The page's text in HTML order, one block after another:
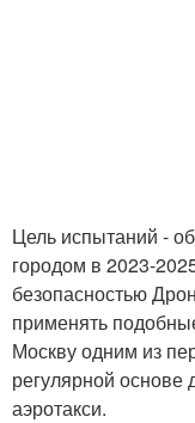
Цель испытаний -
городом в 2023-
безопасностью
применять
Москву одним из
регулярной основе
аэротакси.